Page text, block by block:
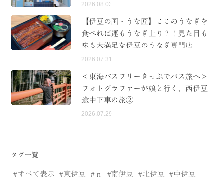
2026.08.03
【伊豆の国・うな匠】ここのうなぎを
食べれば運もうなぎ上り？！見た目も
味も大満足な伊豆のうなぎ専門店
2026.07.31
＜東海バスフリーきっぷでバス旅へ＞
フォトグラファーが娘と行く、西伊豆
途中下車の旅②
2026.07.29
タグ一覧
すべて表示 東伊豆 ｎ 南伊豆 北伊豆 中伊豆